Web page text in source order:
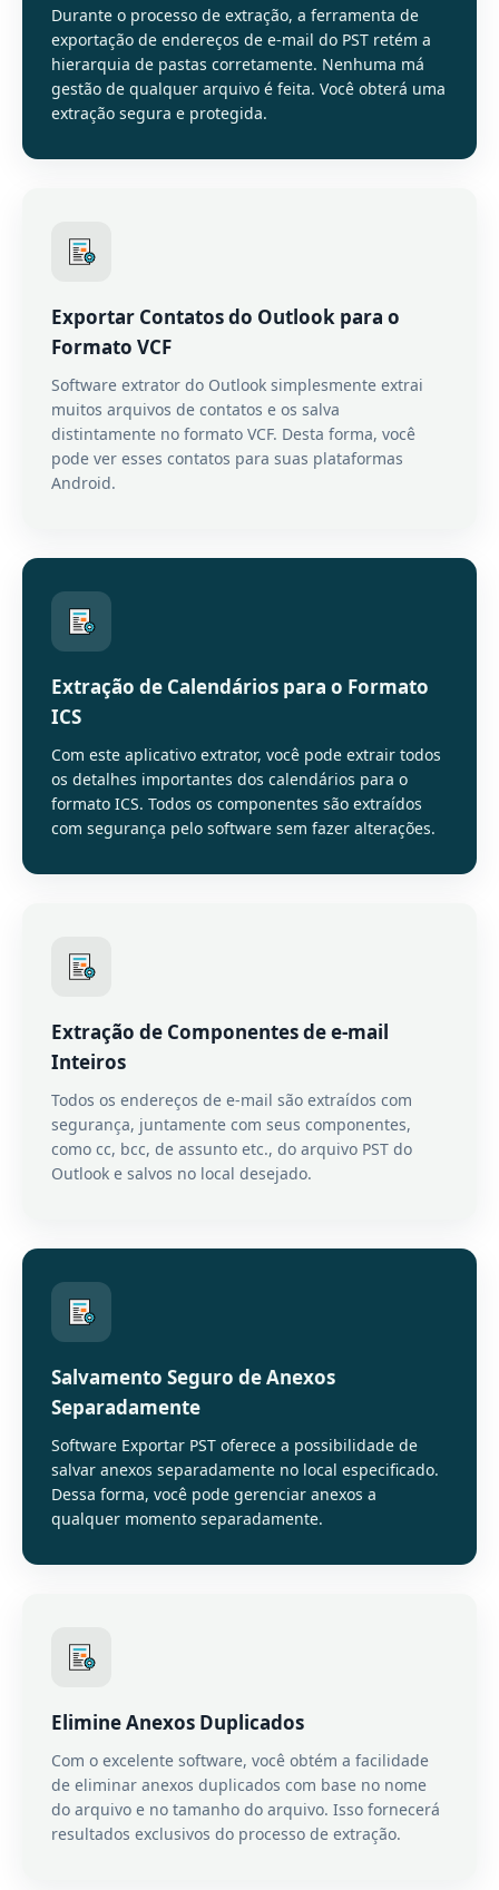
Durante o processo de extração, a ferramenta de
exportação de endereços de e-mail do PST retém a
hierarquia de pastas corretamente. Nenhuma má
gestão de qualquer arquivo é feita. Você obterá uma
extração segura e protegida.
Exportar Contatos do Outlook para o
Formato VCF
Software extrator do Outlook simplesmente extrai
muitos arquivos de contatos e os salva
distintamente no formato VCF. Desta forma, você
pode ver esses contatos para suas plataformas
Android.
Extração de Calendários para o Formato
ICS
Com este aplicativo extrator, você pode extrair todos
os detalhes importantes dos calendários para o
formato ICS. Todos os componentes são extraídos
com segurança pelo software sem fazer alterações.
Extração de Componentes de e-mail
Inteiros
Todos os endereços de e-mail são extraídos com
segurança, juntamente com seus componentes,
como cc, bcc, de assunto etc., do arquivo PST do
Outlook e salvos no local desejado.
Salvamento Seguro de Anexos
Separadamente
Software Exportar PST oferece a possibilidade de
salvar anexos separadamente no local especificado.
Dessa forma, você pode gerenciar anexos a
qualquer momento separadamente.
Elimine Anexos Duplicados
Com o excelente software, você obtém a facilidade
de eliminar anexos duplicados com base no nome
do arquivo e no tamanho do arquivo. Isso fornecerá
resultados exclusivos do processo de extração.